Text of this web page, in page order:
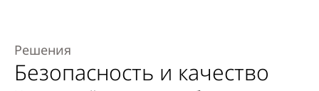
Решения
Безопасность и качество